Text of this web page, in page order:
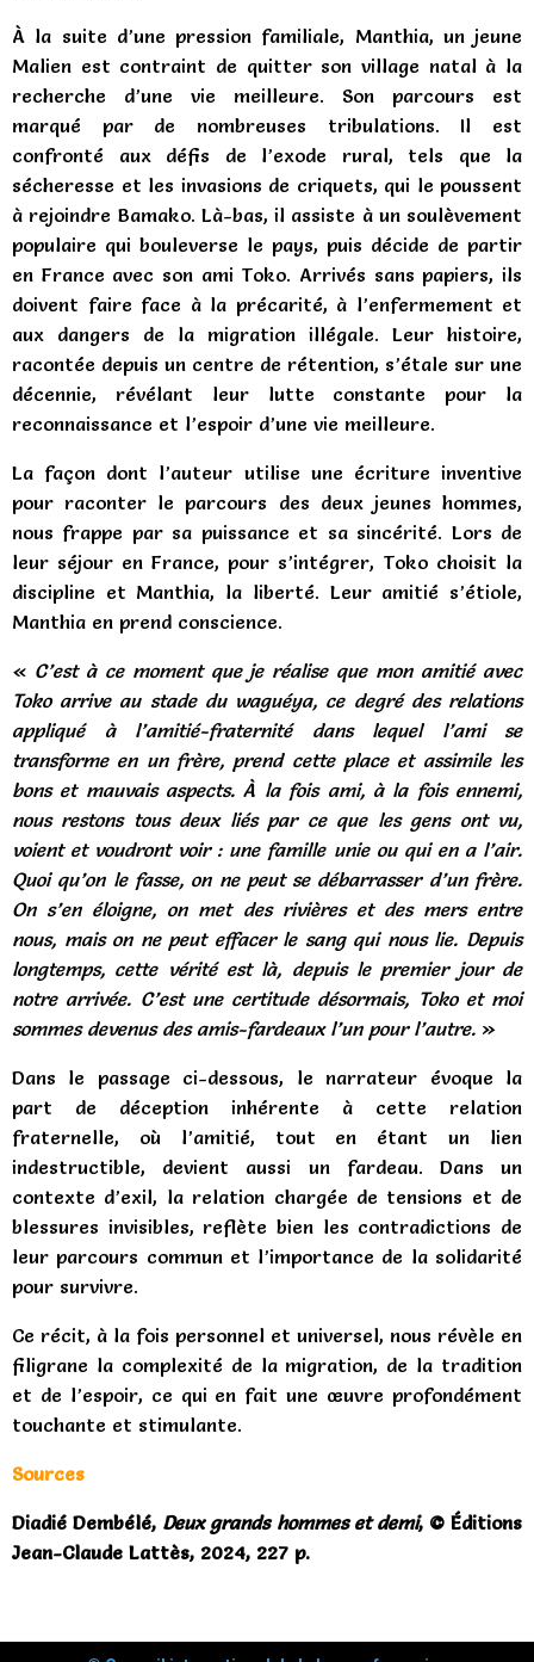
À la suite d’une pression familiale, Manthia, un jeune
Malien est contraint de quitter son village natal à la
recherche d’une vie meilleure. Son parcours est
marqué par de nombreuses tribulations. Il est
confronté aux défis de l’exode rural, tels que la
sécheresse et les invasions de criquets, qui le poussent
à rejoindre Bamako. Là-bas, il assiste à un soulèvement
populaire qui bouleverse le pays, puis décide de partir
en France avec son ami Toko. Arrivés sans papiers, ils
doivent faire face à la précarité, à l’enfermement et
aux dangers de la migration illégale. Leur histoire,
racontée depuis un centre de rétention, s’étale sur une
décennie, révélant leur lutte constante pour la
reconnaissance et l’espoir d’une vie meilleure.
La façon dont l’auteur utilise une écriture inventive
pour raconter le parcours des deux jeunes hommes,
nous frappe par sa puissance et sa sincérité. Lors de
leur séjour en France, pour s’intégrer, Toko choisit la
discipline et Manthia, la liberté. Leur amitié s’étiole,
Manthia en prend conscience.
« C’est à ce moment que je réalise que mon amitié avec
Toko arrive au stade du waguéya, ce degré des relations
appliqué à l’amitié-fraternité dans lequel l’ami se
transforme en un frère, prend cette place et assimile les
bons et mauvais aspects. À la fois ami, à la fois ennemi,
nous restons tous deux liés par ce que les gens ont vu,
voient et voudront voir : une famille unie ou qui en a l’air.
Quoi qu’on le fasse, on ne peut se débarrasser d’un frère.
On s’en éloigne, on met des rivières et des mers entre
nous, mais on ne peut effacer le sang qui nous lie. Depuis
longtemps, cette vérité est là, depuis le premier jour de
notre arrivée. C’est une certitude désormais, Toko et moi
sommes devenus des amis-fardeaux l’un pour l’autre. »
Dans le passage ci-dessous, le narrateur évoque la
part de déception inhérente à cette relation
fraternelle, où l’amitié, tout en étant un lien
indestructible, devient aussi un fardeau. Dans un
contexte d’exil, la relation chargée de tensions et de
blessures invisibles, reflète bien les contradictions de
leur parcours commun et l’importance de la solidarité
pour survivre.
Ce récit, à la fois personnel et universel, nous révèle en
filigrane la complexité de la migration, de la tradition
et de l’espoir, ce qui en fait une œuvre profondément
touchante et stimulante.
Sources
Diadié Dembélé, Deux grands hommes et demi, © Éditions
Jean-Claude Lattès, 2024, 227 p.